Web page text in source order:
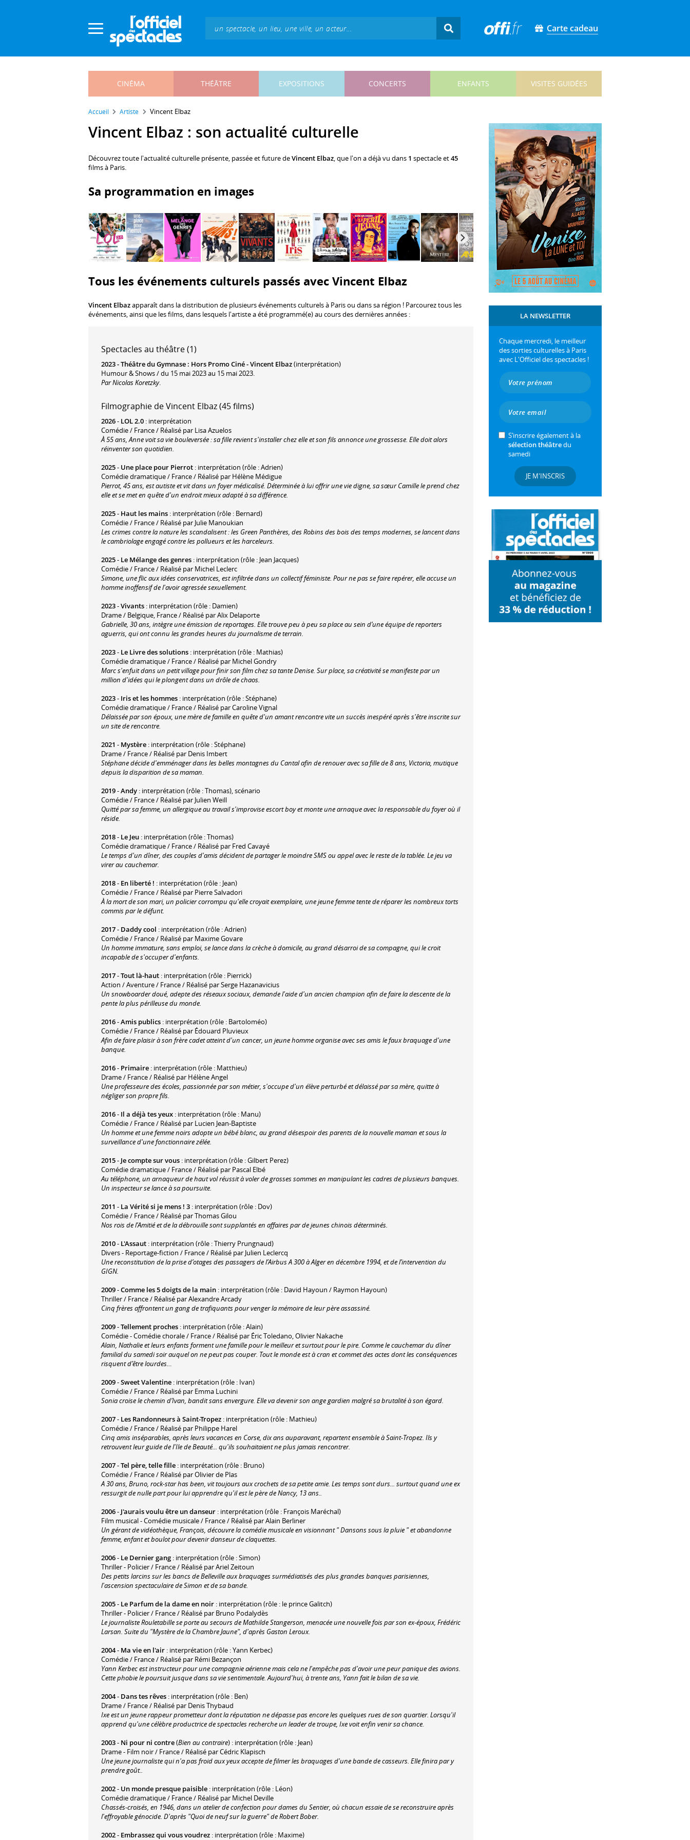
Carte cadeau
CINÉMA THÉÂTRE EXPOSITIONS CONCERTS ENFANTS VISITES GUIDÉES
Accueil Artiste Vincent Elbaz
Vincent Elbaz : son actualité culturelle
Découvrez toute l'actualité culturelle présente, passée et future deVincent Elbaz, que l'on a déjà vu dans 1 spectacle et45
films à Paris.
Sa programmation en images
Tous les événements culturels passés avec Vincent Elbaz
Vincent Elbazapparaît dans la distribution de plusieurs événements culturels à Paris ou dans sa région ! Parcourez tous les
événements, ainsi que les films, dans lesquels l'artiste a été programmé(e) au cours des dernières années :
Spectacles au théâtre (1)
2023 -Théâtre du Gymnase : Hors Promo Ciné - Vincent Elbaz(interprétation)
Humour & Shows / du 15 mai 2023 au 15 mai 2023.
Par Nicolas Koretzky.
Filmographie de Vincent Elbaz (45 films)
2026- LOL 2.0 : interprétation
Comédie / France / Réalisé par Lisa Azuelos
À 55 ans, Anne voit sa vie bouleversée : sa fille revient s'installer chez elle et son fils annonce une grossesse. Elle doit alors
réinventer son quotidien.
2025- Une place pour Pierrot : interprétation (rôle : Adrien)
Comédie dramatique / France / Réalisé par Hélène Médigue
Pierrot, 45 ans, est autiste et vit dans un foyer médicalisé. Déterminée à lui offrir une vie digne, sa sœur Camille le prend chez
elle et se met en quête d'un endroit mieux adapté à sa différence.
2025- Haut les mains : interprétation (rôle : Bernard)
Comédie / France / Réalisé par Julie Manoukian
Les crimes contre la nature les scandalisent : les Green Panthères, des Robins des bois des temps modernes, se lancent dans
le cambriolage engagé contre les pollueurs et les harceleurs.
2025- Le Mélange des genres : interprétation (rôle : Jean Jacques)
Comédie / France / Réalisé par Michel Leclerc
Simone, une flic aux idées conservatrices, est infiltrée dans un collectif féministe. Pour ne pas se faire repérer, elle accuse un
homme inoffensif de l'avoir agressée sexuellement.
2023-Vivants : interprétation (rôle : Damien)
Drame / Belgique, France / Réalisé par Alix Delaporte
Gabrielle, 30 ans, intègre une émission de reportages. Elle trouve peu à peu sa place au sein d’une équipe de reporters
aguerris, qui ont connu les grandes heures du journalisme de terrain.
2023- Le Livre des solutions : interprétation (rôle : Mathias)
Comédie dramatique / France / Réalisé par Michel Gondry
Marc s'enfuit dans un petit village pour finir son film chez sa tante Denise. Sur place, sa créativité se manifeste par un
million d'idées qui le plongent dans un drôle de chaos.
2023- Iris et les hommes : interprétation (rôle : Stéphane)
Comédie dramatique / France / Réalisé par Caroline Vignal
Délaissée par son époux, une mère de famille en quête d'un amant rencontre vite un succès inespéré après s'être inscrite sur
un site de rencontre.
2021 - Mystère : interprétation (rôle : Stéphane)
Drame / France / Réalisé par Denis Imbert
Stéphane décide d'emménager dans les belles montagnes du Cantal afin de renouer avec sa fille de 8 ans, Victoria, mutique
depuis la disparition de sa maman.
2019-Andy : interprétation (rôle : Thomas), scénario
Comédie / France / Réalisé par Julien Weill
Quitté par sa femme, un allergique au travail s'improviseescort boyet monte une arnaque avec la responsable du foyer où il
réside.
2018- Le Jeu : interprétation (rôle : Thomas)
Comédie dramatique / France / Réalisé par Fred Cavayé
Le temps d'un dîner, des couples d'amis décident de partager le moindre SMS ou appel avec le reste de la tablée. Le jeu va
virer au cauchemar.
2018- En liberté ! : interprétation (rôle : Jean)
Comédie / France / Réalisé par Pierre Salvadori
À la mort de son mari, un policier corrompu qu'elle croyait exemplaire, une jeune femme tente de réparer les nombreux torts
commis par le défunt.
2017- Daddy cool : interprétation (rôle : Adrien)
Comédie / France / Réalisé par Maxime Govare
Un homme immature, sans emploi, se lance dans la crèche à domicile, au grand désarroi de sa compagne, qui le croit
incapable de s'occuper d'enfants.
2017-Tout là-haut : interprétation (rôle : Pierrick)
Action / Aventure / France / Réalisé par Serge Hazanavicius
Un snowboarder doué, adepte des réseaux sociaux, demande l'aide d'un ancien champion afin de faire la descente de la
pente la plus périlleuse du monde.
2016-Amis publics : interprétation (rôle : Bartoloméo)
Comédie / France / Réalisé par Édouard Pluvieux
Afin de faire plaisir à son frère cadet atteint d'un cancer, un jeune homme organise avec ses amis le faux braquage d'une
banque.
2016- Primaire : interprétation (rôle : Matthieu)
Drame / France / Réalisé par Hélène Angel
Une professeure des écoles, passionnée par son métier, s'occupe d'un élève perturbé et délaissé par sa mère, quitte à
négliger son propre fils.
2016- Il a déjà tes yeux : interprétation (rôle : Manu)
Comédie / France / Réalisé par Lucien Jean-Baptiste
Un homme et une femme noirs adopte un bébé blanc, au grand désespoir des parents de la nouvelle maman et sous la
surveillance d'une fonctionnaire zélée.
2015- Je compte sur vous : interprétation (rôle : Gilbert Perez)
Comédie dramatique / France / Réalisé par Pascal Elbé
Au téléphone, un arnaqueur de haut vol réussit à voler de grosses sommes en manipulant les cadres de plusieurs banques.
Un inspecteur se lance à sa poursuite.
2011 - La Vérité si je mens ! 3 : interprétation (rôle : Dov)
Comédie / France / Réalisé par Thomas Gilou
Nos rois de l’Amitié et de la débrouille sont supplantés en affaires par de jeunes chinois déterminés.
2010- L'Assaut : interprétation (rôle : Thierry Prungnaud)
Divers - Reportage-fiction / France / Réalisé par Julien Leclercq
Une reconstitution de la prise d’otages des passagers de l’Airbus A 300 à Alger en décembre 1994, et de l’intervention du
GIGN.
2009-Comme les 5 doigts de la main : interprétation (rôle : David Hayoun / Raymon Hayoun)
Thriller / France / Réalisé par Alexandre Arcady
Cinq frères affrontent un gang de trafiquants pour venger la mémoire de leur père assassiné.
2009-Tellement proches : interprétation (rôle : Alain)
Comédie - Comédie chorale / France / Réalisé par Éric Toledano, Olivier Nakache
Alain, Nathalie et leurs enfants forment une famille pour le meilleur et surtout pour le pire. Comme le cauchemar du dîner
familial du samedi soir auquel on ne peut pas couper. Tout le monde est à cran et commet des actes dont les conséquences
risquent d’être lourdes…
2009-Sweet Valentine : interprétation (rôle : Ivan)
Comédie / France / Réalisé par Emma Luchini
Sonia croise le chemin d’Ivan, bandit sans envergure. Elle va devenir son ange gardien malgré sa brutalité à son égard.
2007- Les Randonneurs à Saint-Tropez : interprétation (rôle : Mathieu)
Comédie / France / Réalisé par Philippe Harel
Cinq amis inséparables, après leurs vacances en Corse, dix ans auparavant, repartent ensemble à Saint-Tropez. Ils y
retrouvent leur guide de l'Ile de Beauté... qu'ils souhaitaient ne plus jamais rencontrer.
2007-Tel père, telle fille : interprétation (rôle : Bruno)
Comédie / France / Réalisé par Olivier de Plas
A 30 ans, Bruno, rock-star has been, vit toujours aux crochets de sa petite amie. Les temps sont durs... surtout quand une ex
ressurgit de nulle part pour lui apprendre qu'il est le père de Nancy, 13 ans..
2006- J'aurais voulu être un danseur : interprétation (rôle : François Maréchal)
Film musical - Comédie musicale / France / Réalisé par Alain Berliner
Un gérant de vidéothèque, François, découvre la comédie musicale en visionnant " Dansons sous la pluie " et abandonne
femme, enfant et boulot pour devenir danseur de claquettes.
2006- Le Dernier gang : interprétation (rôle : Simon)
Thriller - Policier / France / Réalisé par Ariel Zeitoun
Des petits larcins sur les bancs de Belleville aux braquages surmédiatisés des plus grandes banques parisiennes,
l'ascension spectaculaire de Simon et de sa bande.
2005- Le Parfum de la dame en noir : interprétation (rôle : le prince Galitch)
Thriller - Policier / France / Réalisé par Bruno Podalydès
Le journaliste Rouletabille se porte au secours de Mathilde Stangerson, menacée une nouvelle fois par son ex-époux, Frédéric
Larsan. Suite du "Mystère de la Chambre Jaune", d'après Gaston Leroux.
2004- Ma vie en l'air : interprétation (rôle : Yann Kerbec)
Comédie / France / Réalisé par Rémi Bezançon
Yann Kerbec est instructeur pour une compagnie aérienne mais cela ne l'empêche pas d'avoir une peur panique des avions.
Cette phobie le poursuit jusque dans sa vie sentimentale. Aujourd'hui, à trente ans, Yann fait le bilan de sa vie.
2004- Dans tes rêves : interprétation (rôle : Ben)
Drame / France / Réalisé par Denis Thybaud
Ixe est un jeune rappeur prometteur dont la réputation ne dépasse pas encore les quelques rues de son quartier. Lorsqu'il
apprend qu'une célèbre productrice de spectacles recherche un leader de troupe, Ixe voit enfin venir sa chance.
2003- Ni pour ni contre(Bien au contraire) : interprétation (rôle : Jean)
Drame - Film noir / France / Réalisé par Cédric Klapisch
Une jeune journaliste qui n'a pas froid aux yeux accepte de filmer les braquages d'une bande de casseurs. Elle finira par y
prendre goût..
2002- Un monde presque paisible : interprétation (rôle : Léon)
Comédie dramatique / France / Réalisé par Michel Deville
Chassés-croisés, en 1946, dans un atelier de confection pour dames du Sentier, où chacun essaie de se reconstruire après
l'effroyable génocide. D'après "Quoi de neuf sur la guerre" de Robert Bober.
2002- Embrassez qui vous voudrez : interprétation (rôle : Maxime)
LA NEWSLETTER
Chaque mercredi, le meilleur
des sorties culturelles à Paris
avec L'Officiel des spectacles !
S’inscrire également à la
sélection théâtredu
samedi
JE M'INSCRIS